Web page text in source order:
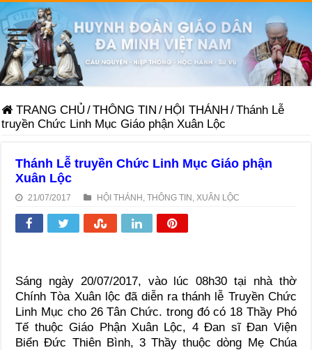
TRANG CHỦ /THÔNG TIN / HỘI THÁNH /Thánh Lễ
truyền Chức Linh Mục Giáo phận Xuân Lộc
Thánh Lễ truyền Chức Linh Mục Giáo phận
Xuân Lộc
21/07/2017 HỘI THÁNH ,THÔNG TIN XUÂN LỘC
Sáng ngày 20/07/2017, vào lúc 08h30 tại nhà thờ
Chính Tòa Xuân lộc đã diễn ra thánh lễ Truyền Chức
Linh Mục cho 26 Tân Chức. trong đó có 18 Thầy Phó
Tế thuộc Giáo Phận Xuân Lộc, 4 Đan sĩ Đan Viện
Biển Đức Thiên Bình, 3 Thầy thuộc dòng Mẹ Chúa